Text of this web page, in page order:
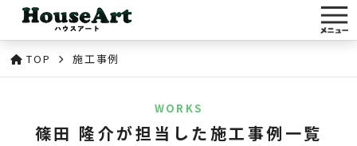
TOP 施工事例
WORKS
篠田 隆介が担当した施工事例一覧